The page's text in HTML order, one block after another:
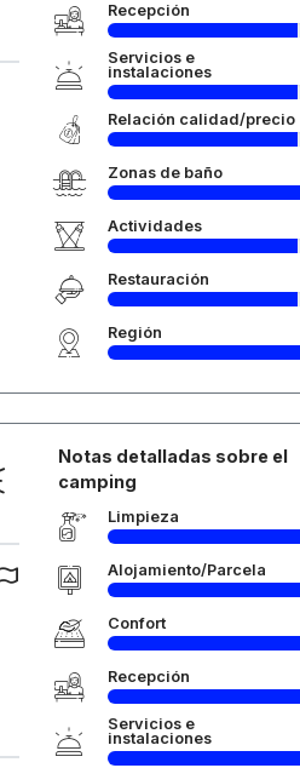
Recepción
Servicios e
instalaciones
Relación calidad/precio
Zonas de baño
Actividades
Restauración
Región
Notas detalladas sobre el
camping
Limpieza
Alojamiento/Parcela
Confort
Recepción
Servicios e
instalaciones